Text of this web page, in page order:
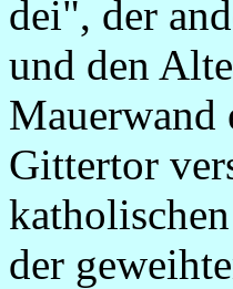
dei", der
und den
Mauerwand
Gittertor
der